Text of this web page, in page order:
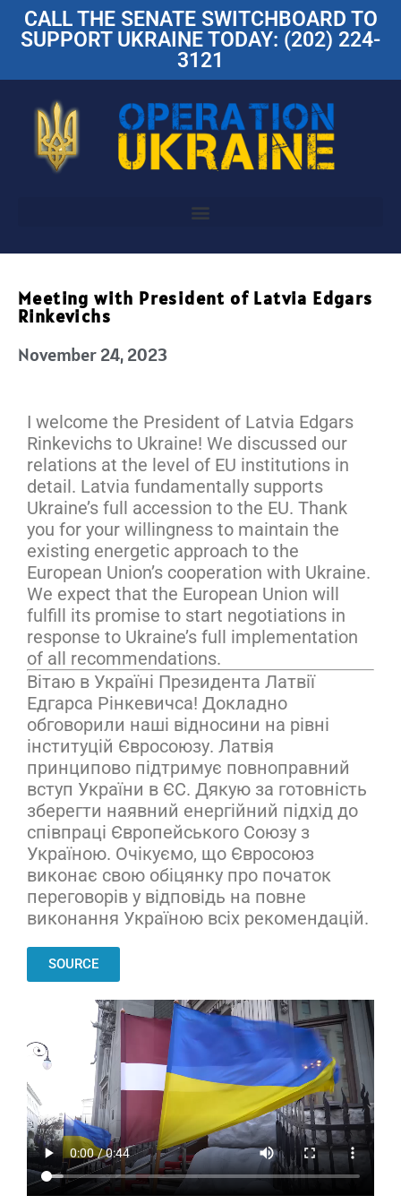
CALL THE SENATE SWITCHBOARD TO
SUPPORT UKRAINE TODAY: (202) 224-
3121
Meeting with President of Latvia Edgars
Rinkevichs
November 24, 2023
I welcome the President of Latvia Edgars
Rinkevichs to Ukraine! We discussed our
relations at the level of EU institutions in
detail. Latvia fundamentally supports
Ukraine’s full accession to the EU. Thank
you for your willingness to maintain the
existing energetic approach to the
European Union’s cooperation with Ukraine.
We expect that the European Union will
fulfill its promise to start negotiations in
response to Ukraine’s full implementation
of all recommendations.
Вітаю в Україні Президента Латвії
Едгарса Рінкевичса! Докладно
обговорили наші відносини на рівні
інституцій Євросоюзу. Латвія
принципово підтримує повноправний
вступ України в ЄС. Дякую за готовність
зберегти наявний енергійний підхід до
співпраці Європейського Союзу з
Україною. Очікуємо, що Євросоюз
виконає свою обіцянку про початок
переговорів у відповідь на повне
виконання Україною всіх рекомендацій.
SOURCE